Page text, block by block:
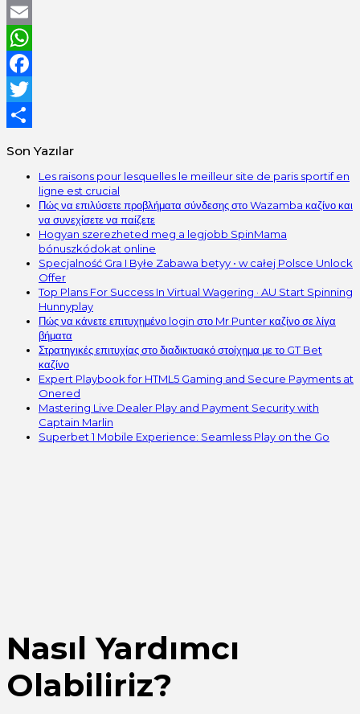
LinkedIn
Email
WhatsApp
Facebook
Twitter
Son Yazılar
Les raisons pour lesquelles le meilleur site de paris sportif en
ligne est crucial
Πώς να επιλύσετε προβλήματα σύνδεσης στο Wazamba καζίνο και
να συνεχίσετε να παίζετε
Hogyan szerezheted meg a legjobb SpinMama
bónuszkódokat online
Specjalność Gra I Byłe Zabawa betyy • w całej Polsce Unlock
Offer
Top Plans For Success In Virtual Wagering · AU Start Spinning
Hunnyplay
Πώς να κάνετε επιτυχημένο login στο Mr Punter καζίνο σε λίγα
βήματα
Στρατηγικές επιτυχίας στο διαδικτυακό στοίχημα με το GT Bet
καζίνο
Expert Playbook for HTML5 Gaming and Secure Payments at
Onered
Mastering Live Dealer Play and Payment Security with
Captain Marlin
Superbet 1 Mobile Experience: Seamless Play on the Go
Nasıl Yardımcı
Olabiliriz?